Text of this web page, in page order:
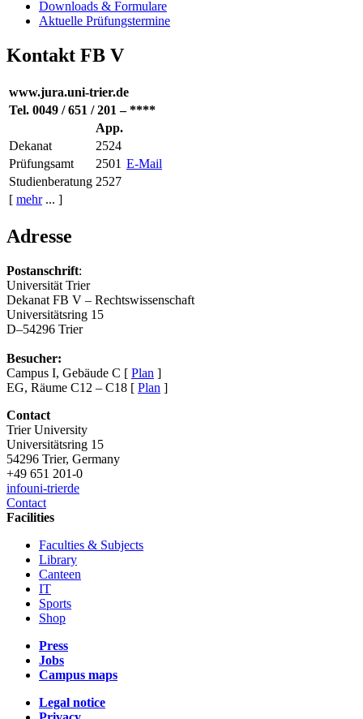
Downloads & Formulare
Aktuelle Prüfungstermine
Kontakt FB V
www.jura.uni-trier.de
Tel. 0049 / 651 / 201 – ****
App.
Dekanat
2524
E-Mail
Prüfungsamt
2501
Studienberatung 2527
[ mehr... ]
Adresse
Postanschrift:
Universität Trier
Dekanat FB V – Rechtswissenschaft
Universitätsring 15
D–54296 Trier
Besucher:
Campus I, Gebäude C [ Plan ]
EG, Räume C12 – C18 [ Plan ]
Contact
Trier University
Universitätsring 15
54296 Trier, Germany
+49 651 201-0
infouni-trierde
Contact
Facilities
Faculties & Subjects
Library
Canteen
IT
Sports
Shop
Press
Jobs
Campus maps
Legal notice